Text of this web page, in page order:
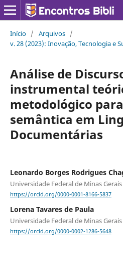
Início / Arquivos /
v. 28 (2023): Inovação, Tecnologia e
Análise de
instrumental
metodológico
semântica em
Documentárias
Leonardo Borges Rodrigues
Universidade Federal de Minas Gerais
https://orcid.org/0000-0001-8166-5837
Lorena Tavares de Paula
Universidade Federal de Minas Gerais
https://orcid.org/0000-0002-1286-5648